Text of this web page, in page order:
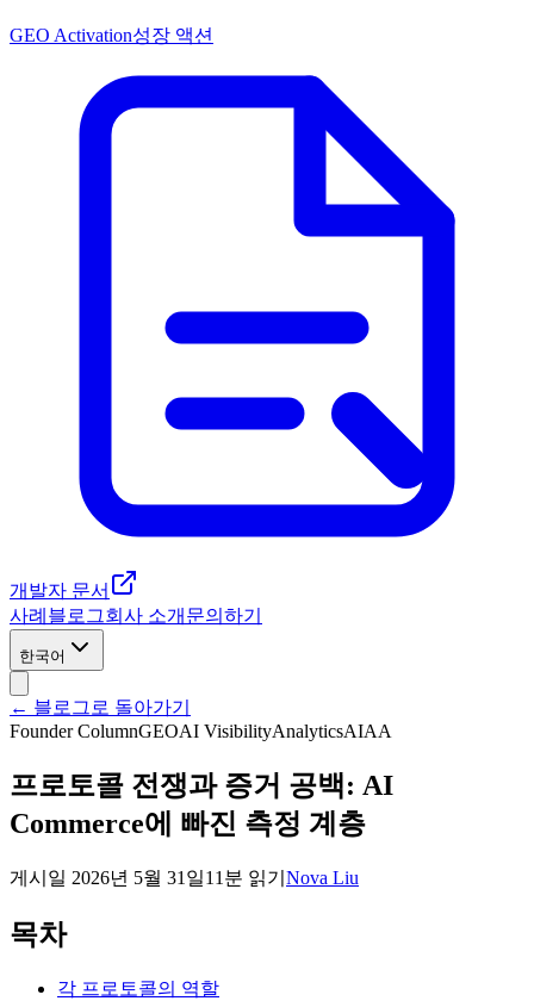
GEO Activation성장 액션
개발자 문서
사례 블로그회사 소개 문의하기
한국어
← 블로그로 돌아가기
Founder ColumnGEOAI VisibilityAnalyticsAIAA
프로토콜 전쟁과 증거 공백: AI
Commerce에 빠진 측정 계층
게시일 2026년 5월 31일11분 읽기 Nova Liu
목차
각 프로토콜의 역할